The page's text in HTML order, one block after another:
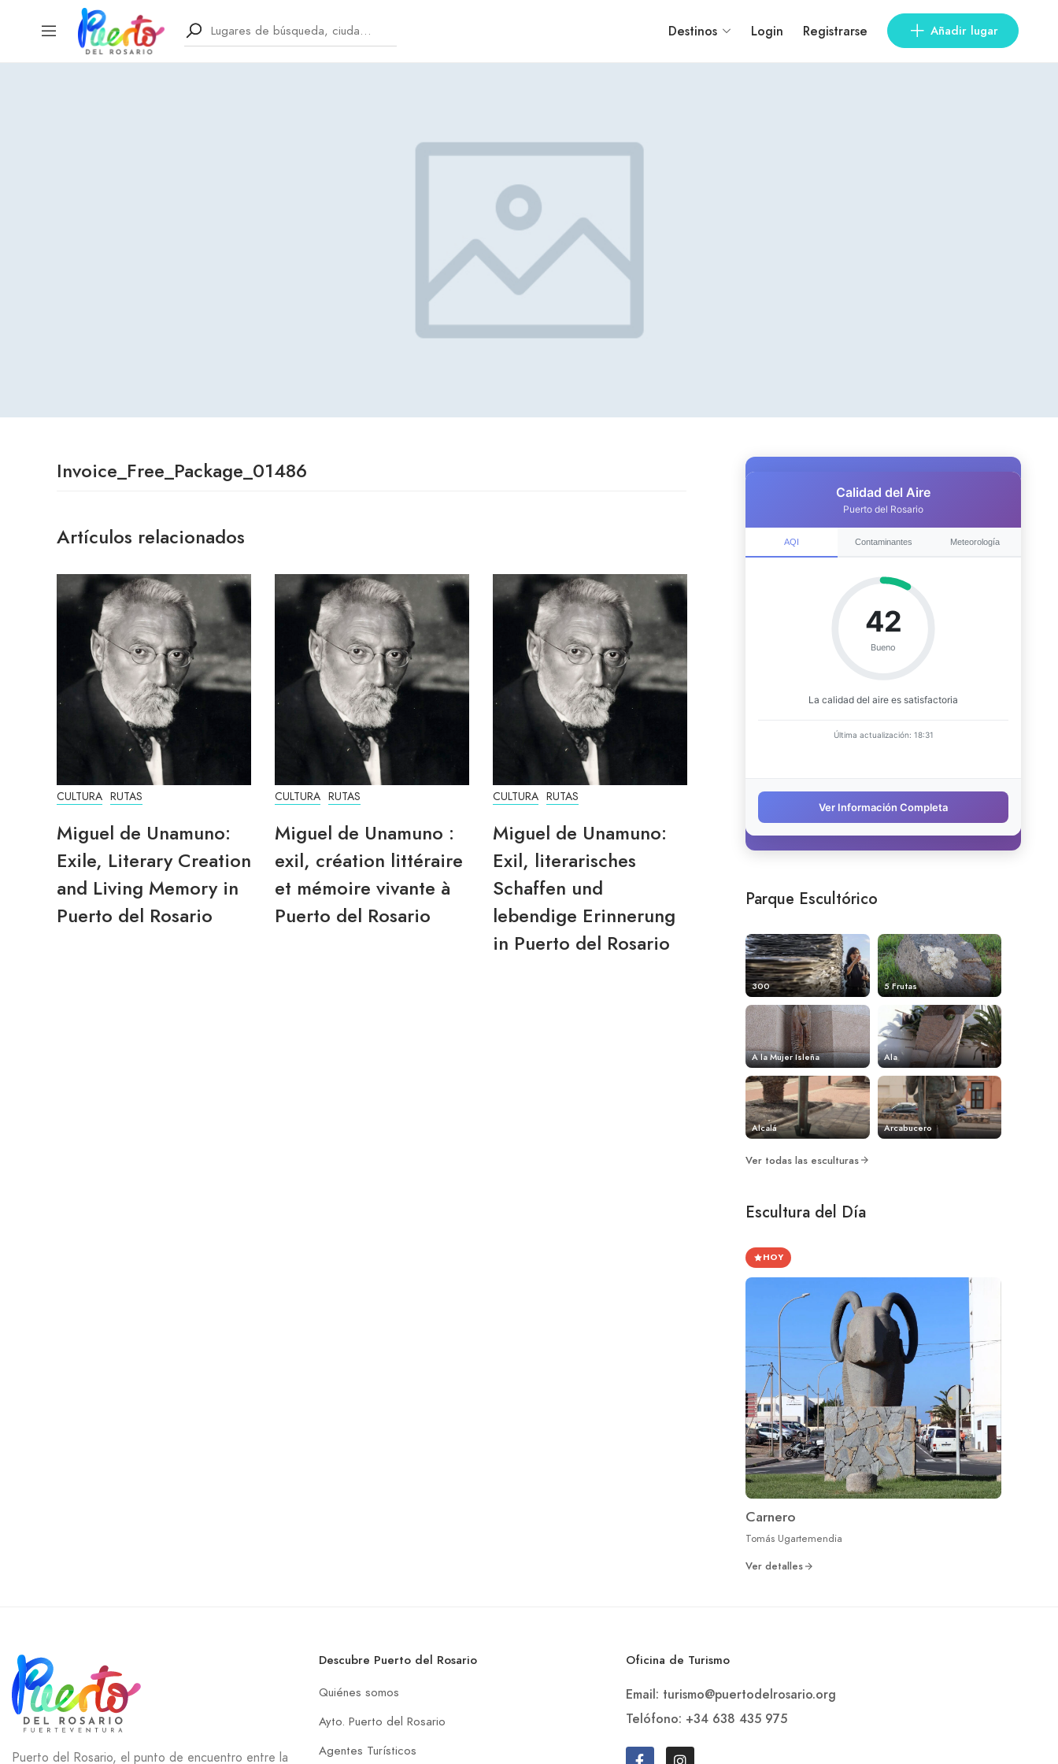
Destinos Login Registrarse Añadir lugar
Invoice_Free_Package_01486
Artículos relacionados
CULTURA RUTAS
Miguel de Unamuno:
Exile, Literary Creation
and Living Memory in
Puerto del Rosario
CULTURA RUTAS
Miguel de Unamuno :
exil, création littéraire
et mémoire vivante à
Puerto del Rosario
CULTURA RUTAS
Miguel de Unamuno:
Exil, literarisches
Schaffen und
lebendige Erinnerung
in Puerto del Rosario
Parque Escultórico
300 5 Frutas
A la Mujer Isleña Ala
Alcalá Arcabucero
Ver todas las esculturas
Escultura del Día
HOY
Carnero
Tomás Ugartemendia
Ver detalles
Puerto del Rosario, el punto de encuentro entre la
Descubre Puerto del Rosario
Quiénes somos
Ayto. Puerto del Rosario
Agentes Turísticos
Oficina de Turismo
Email: turismo@puertodelrosario.org
Telófono: +34 638 435 975